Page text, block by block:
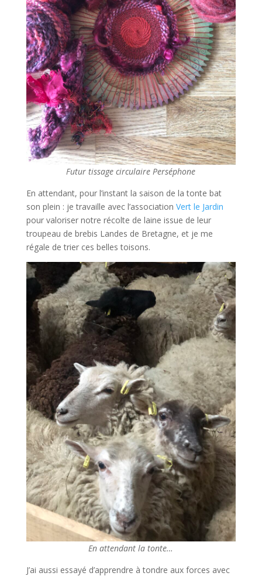
Futur tissage circulaire Perséphone
En attendant, pour l’instant la saison de la tonte bat
son plein : je travaille avec l’association Vert le Jardin
pour valoriser notre récolte de laine issue de leur
troupeau de brebis Landes de Bretagne, et je me
régale de trier ces belles toisons.
En attendant la tonte…
J’ai aussi essayé d’apprendre à tondre aux forces avec